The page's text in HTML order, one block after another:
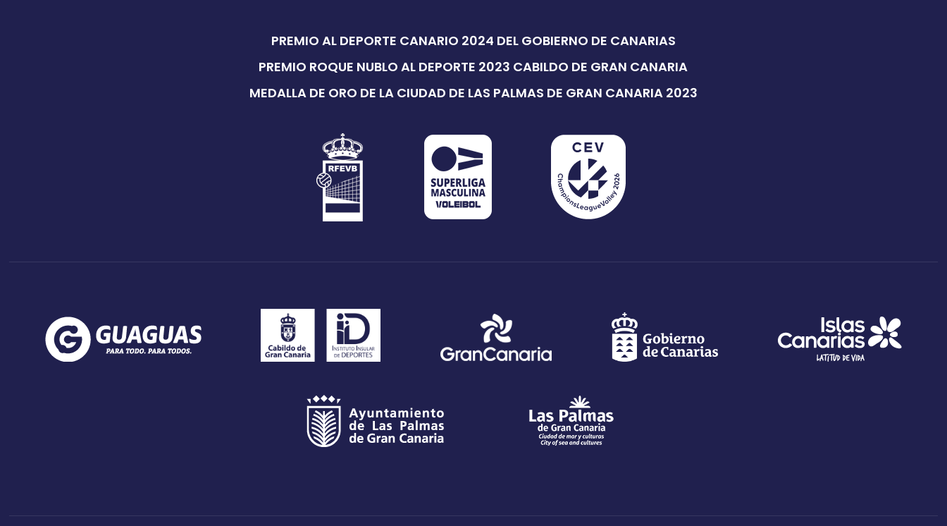
PREMIO AL DEPORTE CANARIO 2024 DEL GOBIERNO DE CANARIAS
PREMIO ROQUE NUBLO AL DEPORTE 2023 CABILDO DE GRAN CANARIA
MEDALLA DE ORO DE LA CIUDAD DE LAS PALMAS DE GRAN CANARIA 2023